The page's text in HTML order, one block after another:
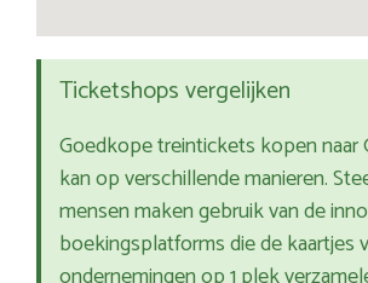
Ticketshops vergelijken
Goedkope treintickets kopen naar
kan op verschillende manieren.
mensen maken gebruik van de
boekingsplatforms die de kaartjes